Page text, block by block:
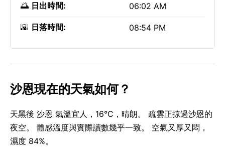
🌅 日出時間: 06:02 AM
🌇 日落時間: 08:54 PM
沙恩現在的天氣如何？
天黑後 沙恩 氣溫宜人，16°C，晴朗。 疏雲正掠過沙恩的
夜空。 體感溫度與實際讀數幾乎一致。 空氣又厚又悶，
濕度 84%。